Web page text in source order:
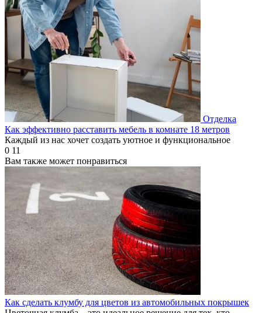
Отделка
Как эффективно расставить мебель в комнате 18 метров
Каждый из нас хочет создать уютное и функциональное
0 11
Вам также может понравиться
Как сделать клумбу для цветов из автомобильных покрышек